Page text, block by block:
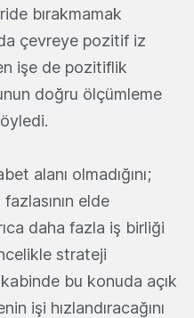
bırakmamak
çevreye pozitif iz
işe de pozitiflik
doğru ölçümleme
alanı olmadığını;
elde
daha fazla iş birliği
strateji
bu konuda açık
işi hızlandıracağını